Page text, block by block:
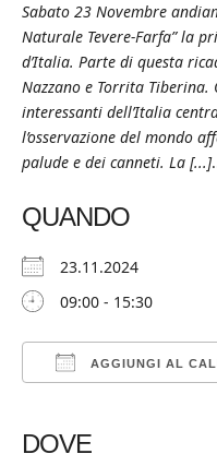
Sabato 23 Novembre
Naturale Tevere-Farfa” la
d’Italia. Parte di questa
Nazzano e Torrita
interessanti dell’Italia
l’osservazione del mondo
palude e dei canneti. La [...]
QUANDO
23.11.2024
09:00 - 15:30
AGGIUNGI AL
DOVE